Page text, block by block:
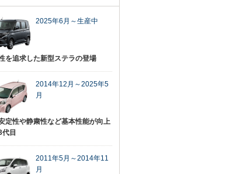
2025年6月～生産中
を追求した新型ステラの登場
2014年12月～2025年5
月
定性や静粛性など基本性能が向上
代目
2011年5月～2014年11
月